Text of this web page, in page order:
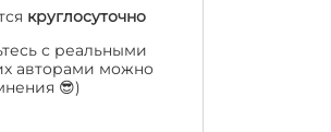
круглосуточно
с реальными
авторами можно
😎)